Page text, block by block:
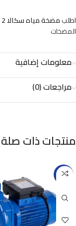
اطلبمضخة مياه سكالا 2
المضخات
معلومات إضافية
مراجعات (0)
منتجات ذات صلة
-4%